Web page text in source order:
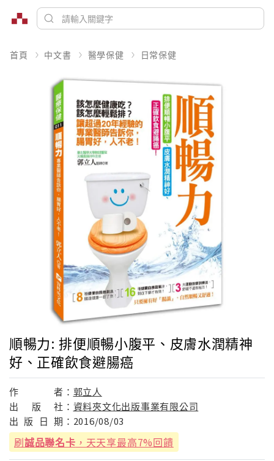
首頁 中文書 醫學保健 日常保健
順暢力: 排便順暢小腹平、皮膚水潤精神
好、正確飲食避腸癌
作 者： 郭立人
出
版 社： 資料夾文化出版事業有限公司
出 版 日 期： 2016/08/03
刷誠品聯名卡 ，天天享最高7%回饋